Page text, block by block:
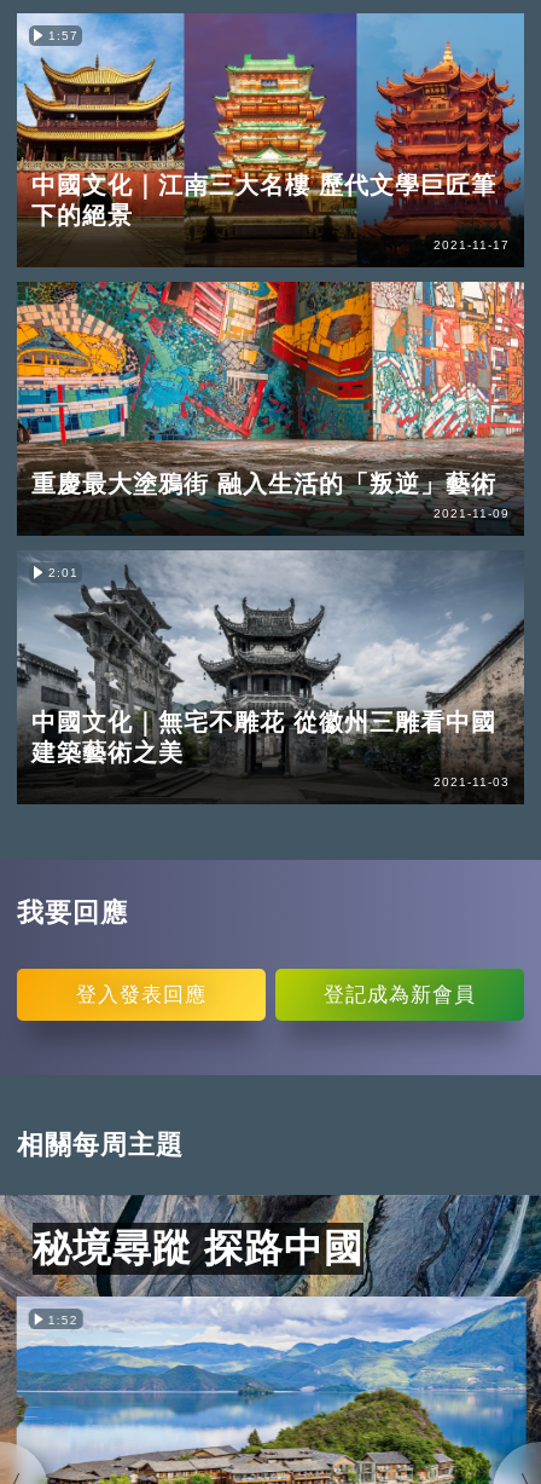
1:57
中國文化｜江南三大名樓 歷代文學巨匠筆
下的絕景
2021-11-17
重慶最大塗鴉街 融入生活的「叛逆」藝術
2021-11-09
2:01
中國文化｜無宅不雕花 從徽州三雕看中國
建築藝術之美
2021-11-03
我要回應
登入 發表回應 登記成為新會員
相關每周主題
秘境尋蹤 探路中國
1:52